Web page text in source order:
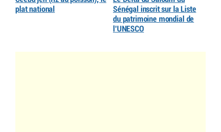
plat national
Sénégal inscrit sur la Liste
du patrimoine mondial de
l’UNESCO